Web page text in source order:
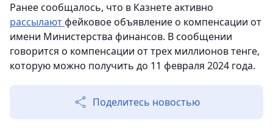
Ранее сообщалось, что в Казнете активно
рассылаютфейковое объявление о компенсации от
имени Министерства финансов. В сообщении
говорится о компенсации от трех миллионов тенге,
которую можно получить до 11 февраля 2024 года.
Поделитесь новостью